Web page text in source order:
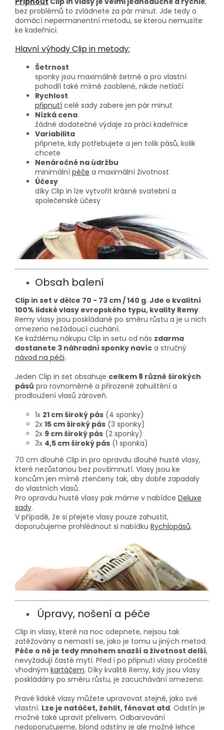
bez problémů to zvládnete za pár minut. Jde tedy o
domácí nepermanentní metodu, se kterou nemusíte
ke kadeřnici.
Hlavní výhody Clip in metody:
Šetrnost
sponky jsou maximálně šetrné a pro vlastní
pohodlí také mírně zaoblené, nikde netlačí
Rychlost
připnutí celé sady zabere jen pár minut
Nízká cena
žádné dodatečné výdaje za práci kadeřnice
Variabilita
připnete, kdy potřebujete a jen tolik pásů, kolik
chcete
Nenáročné na údržbu
minimální péče a maximální životnost
Účesy
díky Clip in lze vytvořit krásné svatební a
společenské účesy
Obsah balení
Clip in set v délce 70 - 73 cm / 140 g. Jde o kvalitní
100% lidské vlasy evropského typu, kvality Remy.
Remy vlasy jsou poskládané po směru růstu a je u nich
omezeno nežádoucí cuchání.
Ke každému nákupu Clip in setu od nás zdarma
dostanete 3 náhradní sponky navíc a stručný
návod na péči.
Jeden Clip in set obsahuje celkem 8 různě širokých
pásů pro rovnoměrné a přirozené zahuštění a
prodloužení vlasů zároveň.
1x 21 cm široký pás (4 sponky)
2x 15 cm široký pás (3 sponky)
2x 9 cm široký pás (2 sponky)
3x 4,5 cm široký pás (1 sponka)
70 cm dlouhé Clip in pro opravdu dlouhé husté vlasy,
které nezůstanou bez povšimnutí. Vlasy jsou ke
koncům jen mírně ztenčeny tak, aby dobře zapadaly
do vlastních vlasů.
Pro opravdu husté vlasy pak máme v nabídce Deluxe
sady.
V případě, že si přejete vlasy pouze zahustit,
doporučujeme prohlédnout si nabídku Rychlopásů.
Úpravy, nošení a péče
Clip in vlasy, které na noc odepnete, nejsou tak
zatěžovány a nemastí se, jako je tomu u jiných metod.
Péče o ně je tedy mnohem snazší a životnost delší,
nevyžadují časté mytí. Před i po připnutí vlasy pročeště
vhodným kartáčem. Díky kvalitě Remy, kdy jsou vlasy
poskládány po směru růstu, je zacuchávání omezeno.
Pravé lidské vlasy můžete upravovat stejně, jako své
vlastní. Lze je natáčet, žehlit, fénovat atd. Odstín je
možné také upravit přelivem. Odbarvování
nedoporučujeme, blond odstíny je ale možné lehce